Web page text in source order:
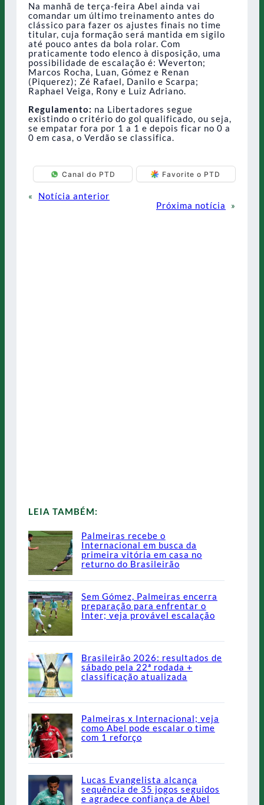
Na manhã de terça-feira Abel ainda vai
comandar um último treinamento antes do
clássico para fazer os ajustes finais no time
titular, cuja formação será mantida em sigilo
até pouco antes da bola rolar. Com
praticamente todo elenco à disposição, uma
possibilidade de escalação é: Weverton;
Marcos Rocha, Luan, Gómez e Renan
(Piquerez); Zé Rafael, Danilo e Scarpa;
Raphael Veiga, Rony e Luiz Adriano.
Regulamento: na Libertadores segue
existindo o critério do gol qualificado, ou seja,
se empatar fora por 1 a 1 e depois ficar no 0 a
0 em casa, o Verdão se classifica.
Canal do PTD Favorite o PTD
«
Notícia anterior
Próxima notícia
»
LEIA TAMBÉM:
Palmeiras recebe o
Internacional em busca da
primeira vitória em casa no
returno do Brasileirão
Sem Gómez, Palmeiras encerra
preparação para enfrentar o
Inter; veja provável escalação
Brasileirão 2026: resultados de
sábado pela 22ª rodada +
classificação atualizada
Palmeiras x Internacional; veja
como Abel pode escalar o time
com 1 reforço
Lucas Evangelista alcança
sequência de 35 jogos seguidos
e agradece confiança de Abel